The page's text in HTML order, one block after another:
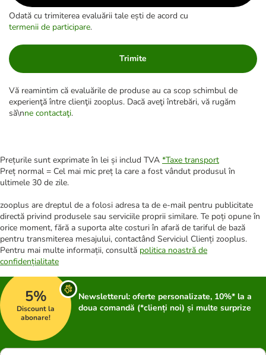
Odată cu trimiterea evaluării tale ești de acord cu
termenii de participare.
Trimite
Vă reamintim că evaluările de produse au ca scop schimbul de
experienţă între clienţii zooplus. Dacă aveţi întrebări, vă rugăm
să\nne contactaţi.
Prețurile sunt exprimate în lei și includ TVA *Taxe transport
Preț normal = Cel mai mic preț la care a fost vândut produsul în
ultimele 30 de zile.
zooplus are dreptul de a folosi adresa ta de e-mail pentru publicitate
directă privind produsele sau serviciile proprii similare. Te poți opune în
orice moment, fără a suporta alte costuri în afară de tariful de bază
pentru transmiterea mesajului, contactând Serviciul Clienți zooplus.
Pentru mai multe informații, consultă politica noastră de
confidențialitate
5%
Discount la
abonare!
Newsletterul: oferte personalizate, 10%* la a
doua comandă (*clienți noi) și multe surprize